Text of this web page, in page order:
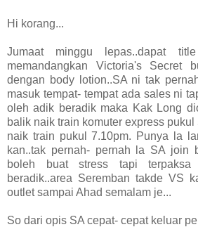
Hi korang...
Jumaat minggu lepas..dapat
memandangkan Victoria's Secret
dengan body lotion..SA ni tak
masuk tempat- tempat ada sales ni
oleh adik beradik maka Kak Long
balik naik train komuter express
naik train pukul 7.10pm. Punya la
kan..tak pernah- pernah la SA join
boleh buat stress tapi
beradik..area Seremban takde VS
outlet sampai Ahad semalam je...
So dari opis SA cepat- cepat keluar